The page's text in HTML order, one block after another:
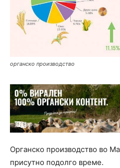
органско производство
Органско производство во
присутно подолго време.